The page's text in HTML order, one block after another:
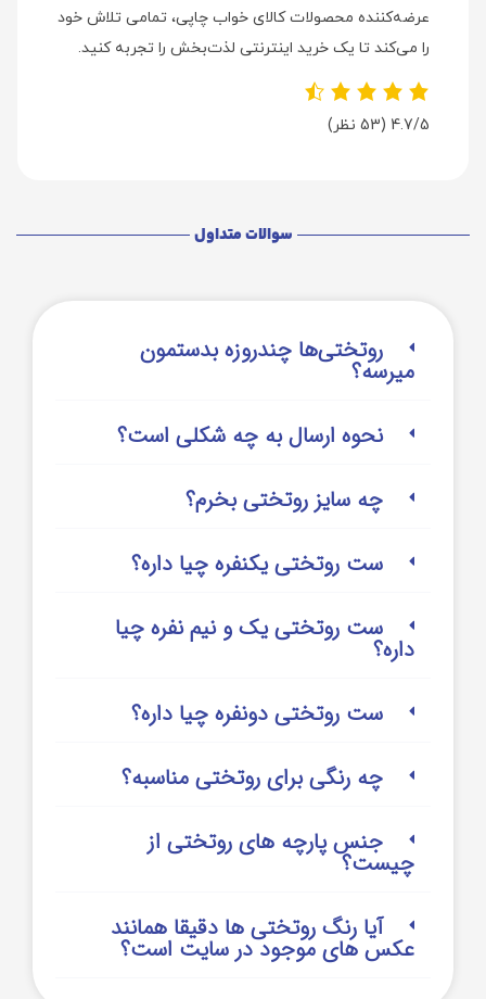
عرضه‌کننده محصولات کالای خواب چاپی، تمامی تلاش خود
را می‌کند تا یک خرید اینترنتی لذت‌بخش را تجربه کنید.
4.7/5 (53 نظر)
سوالات متداول
روتختی‌‌ها چندروزه بدستمون
میرسه؟
نحوه ارسال به چه شکلی است؟
چه سایز روتختی بخرم؟
ست روتختی یکنفره چیا داره؟
ست روتختی یک و نیم نفره چیا
داره؟
ست روتختی دونفره چیا داره؟
چه رنگی برای روتختی مناسبه؟
جنس پارچه های روتختی از
چیست؟
آیا رنگ روتختی ها دقیقا همانند
عکس های موجود در سایت است؟